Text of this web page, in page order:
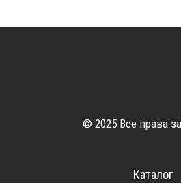
© 2025 Все права
Каталог